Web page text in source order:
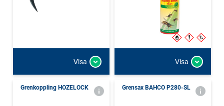
Visa Visa
Grenkoppling HOZELOCK Grensax BAHCO P280-SL